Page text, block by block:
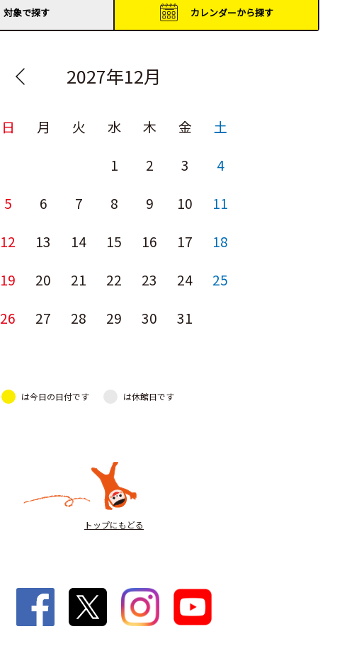
対象で探す カレンダーから探す
2027年12月
日 月 火 水 木 金
土
1
2 3
4
5
6 7 8 9 10
11
12
13 14 15 16 17
18
19
20 21 22 23 24
25
26
27 28 29 30 31
は今日の日付です は休館日です
トップにもどる